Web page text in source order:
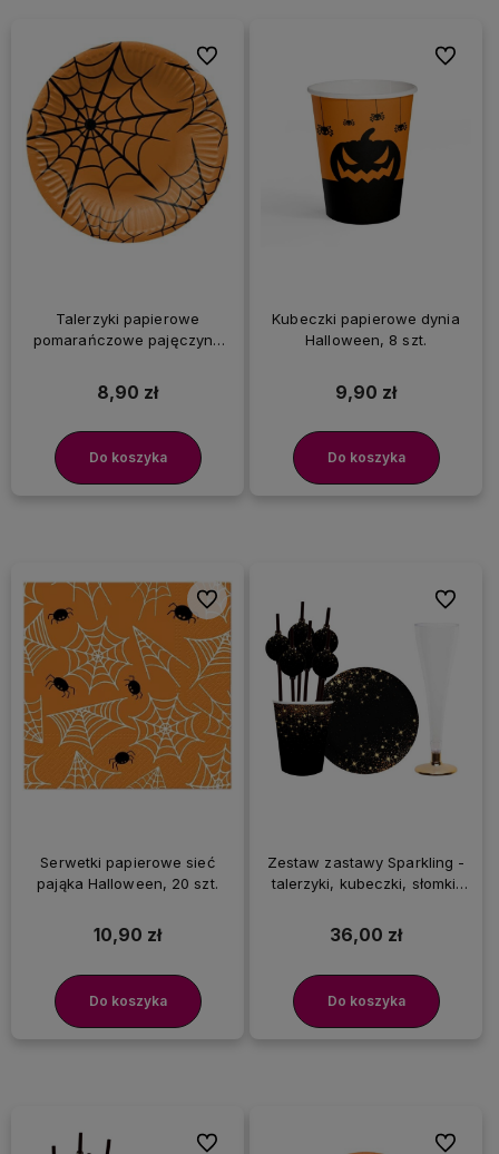
Talerzyki papierowe
pomarańczowe pajęczyna
8,90 zł
Do koszyka
Do ulubionych
Kubeczki papierowe dynia
Halloween, 8 szt.
9,90 zł
Do koszyka
Do
Serwetki papierowe sieć
pająka Halloween, 20 szt.
10,90 zł
Do koszyka
Do ulubionych
Zestaw zastawy Sparkling -
talerzyki, kubeczki, słomki,
36,00 zł
Do koszyka
Do
Do ulubionych Do